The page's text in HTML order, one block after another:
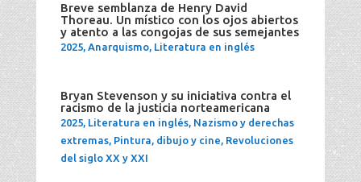
Breve semblanza de Henry David
Thoreau. Un místico con los ojos abiertos
y atento a las congojas de sus semejantes
2025, Anarquismo, Literatura en inglés
Bryan Stevenson y su iniciativa contra el
racismo de la justicia norteamericana
2025, Literatura en inglés, Nazismo y derechas
extremas, Pintura, dibujo y cine, Revoluciones
del siglo XX y XXI